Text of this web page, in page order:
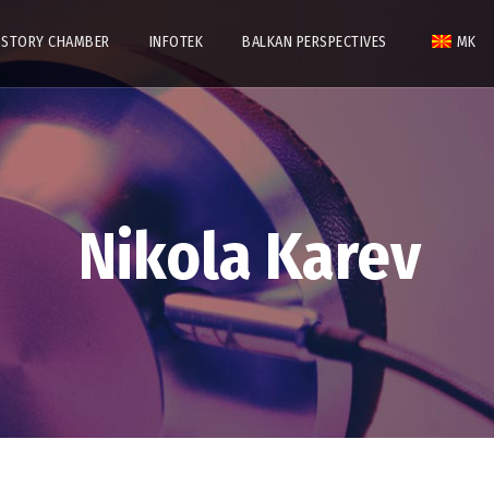
STORY CHAMBER INFOTEK BALKAN PERSPECTIVES MK
Nikola Karev